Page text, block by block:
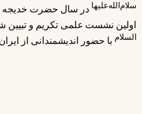
سلام‌الله‌علیها در سال حضرت خدیجه
اولین نشست علمی تکریم و
السلام با حضور اندیشمندانی از